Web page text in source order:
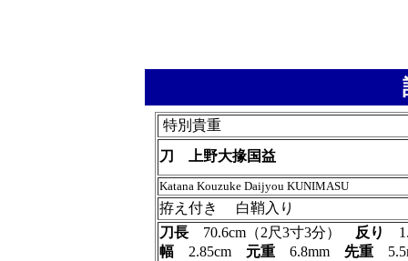
特別貴重
刀 上野大掾国益
Katana Kouzuke Daijyou KUNIMASU
拵え付き 白鞘入り
刀長 70.6cm（2尺3寸3分） 反り
幅 2.85cm 元重 6.8mm 先重